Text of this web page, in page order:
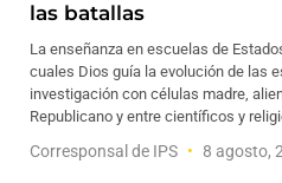
las batallas
La enseñanza en escuelas de
cuales Dios guía la evolución de las
investigación con células madre,
Republicano y entre científicos y
Corresponsal de IPS 8 agosto,